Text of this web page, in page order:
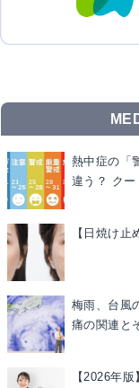
熱中症の「
違う？ クー
【日焼け
梅雨、台風
痛の関連と
【2026年